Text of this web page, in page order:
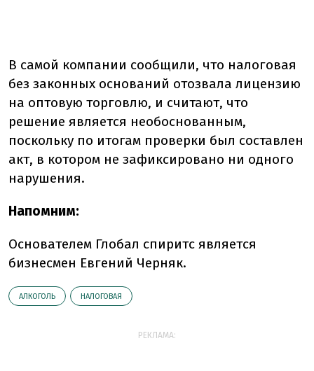
В самой компании сообщили, что налоговая
без законных оснований отозвала лицензию
на оптовую торговлю, и считают, что
решение является необоснованным,
поскольку по итогам проверки был составлен
акт, в котором не зафиксировано ни одного
нарушения.
Напомним:
Основателем Глобал спиритс является
бизнесмен Евгений Черняк.
АЛКОГОЛЬ НАЛОГОВАЯ
РЕКЛАМА: